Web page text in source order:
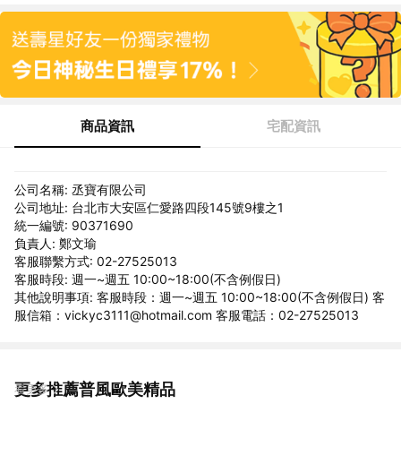
商品資訊 宅配資訊
公司名稱: 丞寶有限公司
公司地址: 台北市大安區仁愛路四段145號9樓之1
統一編號: 90371690
負責人: 鄭文瑜
客服聯繫方式: 02-27525013
客服時段: 週一~週五 10:00~18:00(不含例假日)
其他說明事項: 客服時段：週一~週五 10:00~18:00(不含例假日) 客
服信箱：vickyc3111@hotmail.com 客服電話：02-27525013
更多推薦普風歐美精品
看更多